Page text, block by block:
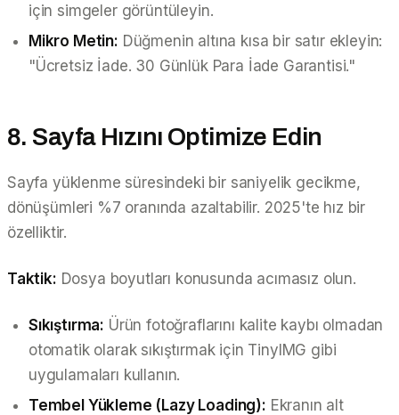
için simgeler görüntüleyin.
Mikro Metin: Düğmenin altına kısa bir satır ekleyin:
"Ücretsiz İade. 30 Günlük Para İade Garantisi."
8. Sayfa Hızını Optimize Edin
Sayfa yüklenme süresindeki bir saniyelik gecikme,
dönüşümleri %7 oranında azaltabilir. 2025'te hız bir
özelliktir.
Taktik: Dosya boyutları konusunda acımasız olun.
Sıkıştırma: Ürün fotoğraflarını kalite kaybı olmadan
otomatik olarak sıkıştırmak için TinyIMG gibi
uygulamaları kullanın.
Tembel Yükleme (Lazy Loading): Ekranın alt